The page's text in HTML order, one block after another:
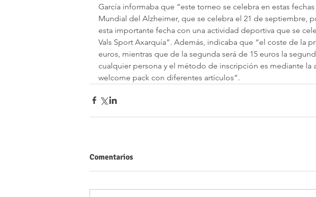
García informaba que “este torneo se celebra en estas
Mundial del Alzheimer, que se celebra el 21 de septiembre,
esta importante fecha con una actividad deportiva que se
Vals Sport Axarquía”. Además, indicaba que “el coste de la
euros, mientras que de la segunda será de 15 euros la
cualquier persona y el método de inscripción es mediante la
welcome pack con diferentes artículos”.
Comentarios